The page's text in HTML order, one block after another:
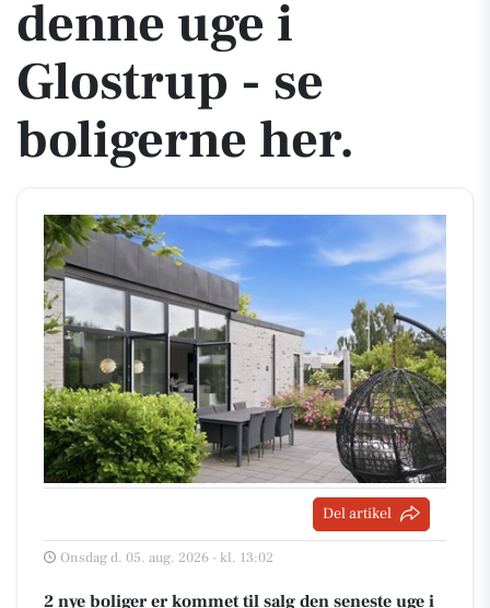
denne uge i
Glostrup - se
boligerne her.
Del artikel
Onsdag d. 05. aug. 2026 - kl. 13:02
2 nye boliger er kommet til salg den seneste uge i